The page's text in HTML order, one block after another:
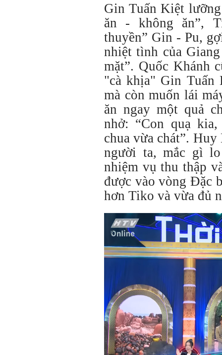
Gin Tuấn Kiệt
ăn - không ăn”,
thuyền” Gin - Pu,
nhiệt tình của
mặt”. Quốc Khánh
"cà khịa" Gin Tuấn
mà còn muốn lái
ăn ngay một quả
nhở: “Con quạ
chua vừa chát”.
người ta, mắc gì
nhiệm vụ thu thập
được vào vòng Đặc
hơn Tiko và vừa đủ